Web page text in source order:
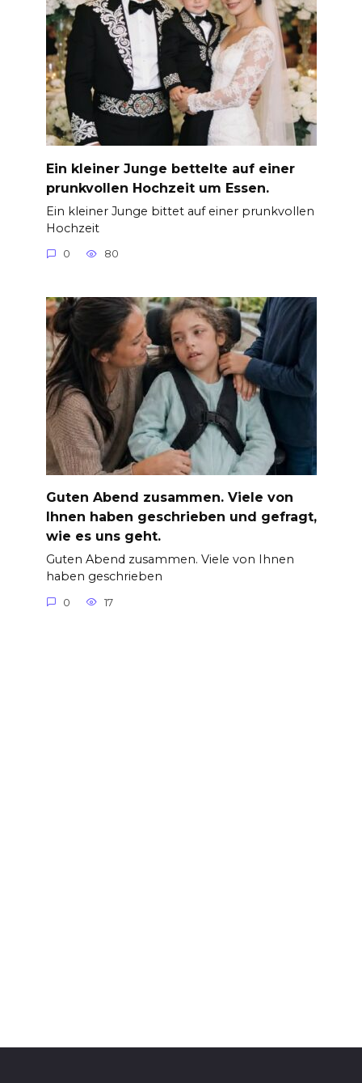
Ein kleiner Junge bettelte auf einer
prunkvollen Hochzeit um Essen.
Ein kleiner Junge bittet auf einer prunkvollen
Hochzeit
0 80
Guten Abend zusammen. Viele von
Ihnen haben geschrieben und gefragt,
wie es uns geht.
Guten Abend zusammen. Viele von Ihnen
haben geschrieben
0 17